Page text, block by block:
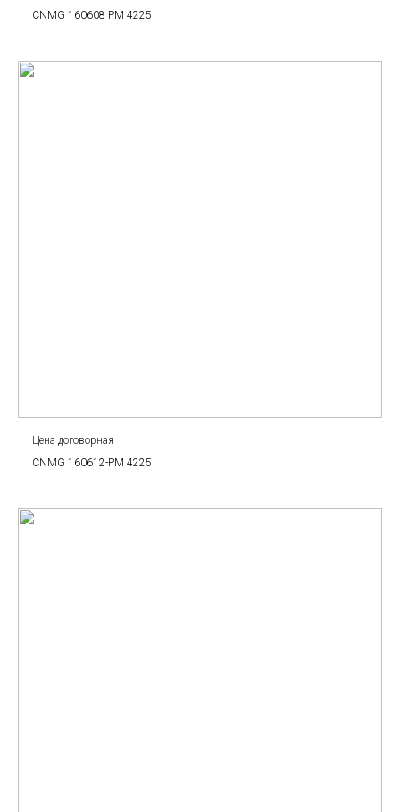
CNMG 160608 PM 4225
Цена договорная
CNMG 160612-PM 4225